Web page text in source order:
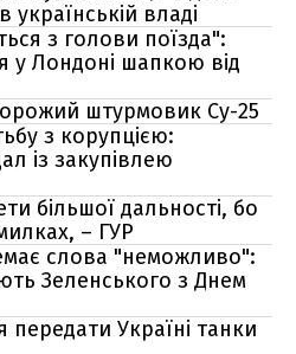
українській владі
з голови поїзда":
у Лондоні шапкою від
штурмовик Су-25
з корупцією:
із закупівлею
більшої дальності, бо
– ГУР
слова "неможливо":
Зеленського з Днем
передати Україні танки